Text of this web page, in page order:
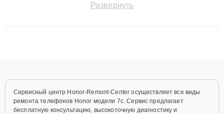
технику с сохранением гарантии до 3 лет. Наши мастера
Развернуть
Сервисный центр Honor-Remont-Center осуществляет все виды
ремонта телефонов Honor модели 7c. Сервис предлагает
бесплатную консультацию, высокоточную диагностику и